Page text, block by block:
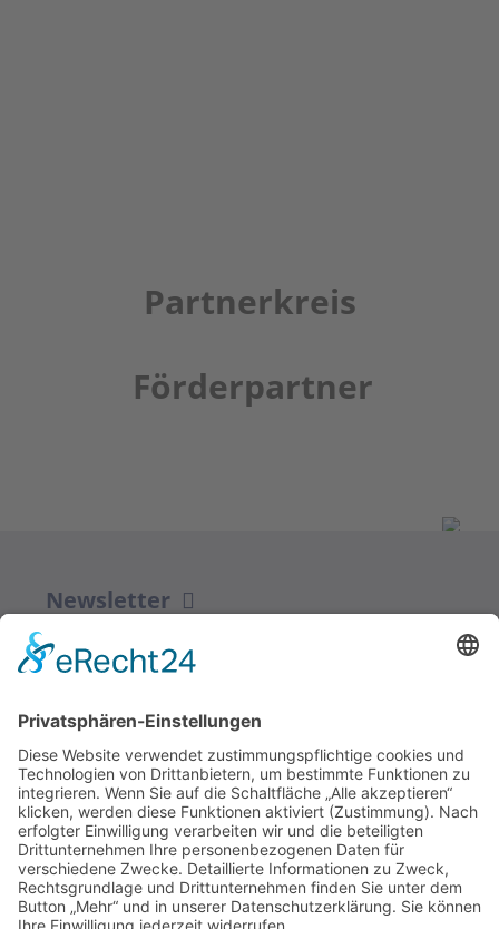
Partnerkreis
Förderpartner
Newsletter
ZUR ANMELDUNG
Redaktion bbkult.net
Centrum Bavaria Bohemia (CeBB)
Dr. Veronika Hofinger
Freyung 1, 92539 Schönsee
Tel.:+49 (0)9674 / 92 48 78
veronika.hofinger@cebb.de